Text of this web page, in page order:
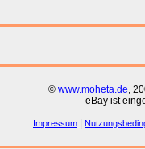
© www.moheta.de,
eBay ist
Impressum